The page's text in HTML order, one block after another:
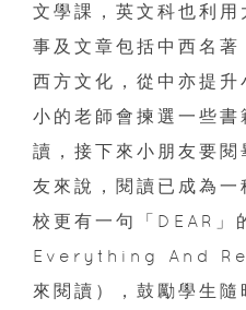
文學課，英文科也利
事及文章包括中西名
西方文化，從中亦提
小的老師會揀選一些
讀，接下來小朋友要
友來說，閱讀已成為
校更有一句「DEAR
Everything And
來閱讀），鼓勵學生隨